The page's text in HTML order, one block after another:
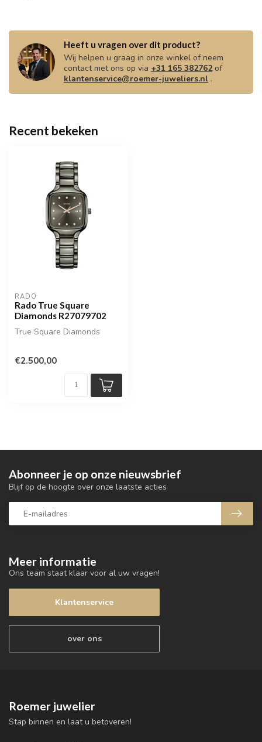
Heeft u vragen over dit product?
Wij helpen u graag in onze winkel of neem
contact met ons op via +31 165 382762of
klantenservice@roemer-juweliers.nl .
Recent bekeken
RADO
Rado True Square
Diamonds R27079702
True Square Diamonds
€2.500,00
Meer informatie
Ons team staat klaar voor al uw vragen!
Klantenservice
over ons
Abonneer je op onze nieuwsbrief
Blijf op de hoogte over onze laatste acties
Roemer juwelier
Stap binnen en laat u betoveren!